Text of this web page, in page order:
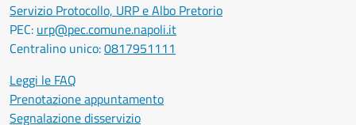
Servizio Protocollo, URP e Albo Pretorio
PEC: urp@pec.comune.napoli.it
Centralino unico:0817951111
Leggi le FAQ
Prenotazione appuntamento
Segnalazione disservizio